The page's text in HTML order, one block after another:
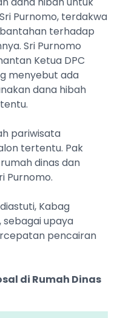
Purnomo, terdakwa
terhadap
Sri Purnomo
Ketua DPC
menyebut ada
dana hibah
pariwisata
tertentu. Pak
dinas dan
Purnomo.
Kabag
sebagai upaya
pencairan
di Rumah Dinas